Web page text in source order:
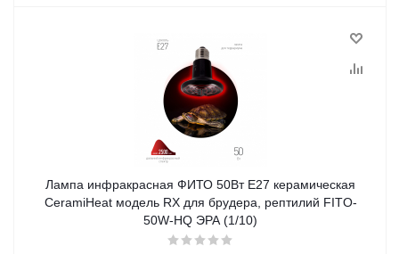
Лампа инфракрасная ФИТО 50Вт Е27 керамическая
CeramiHeat модель RX для брудера, рептилий FITO-
50W-НQ ЭРА (1/10)